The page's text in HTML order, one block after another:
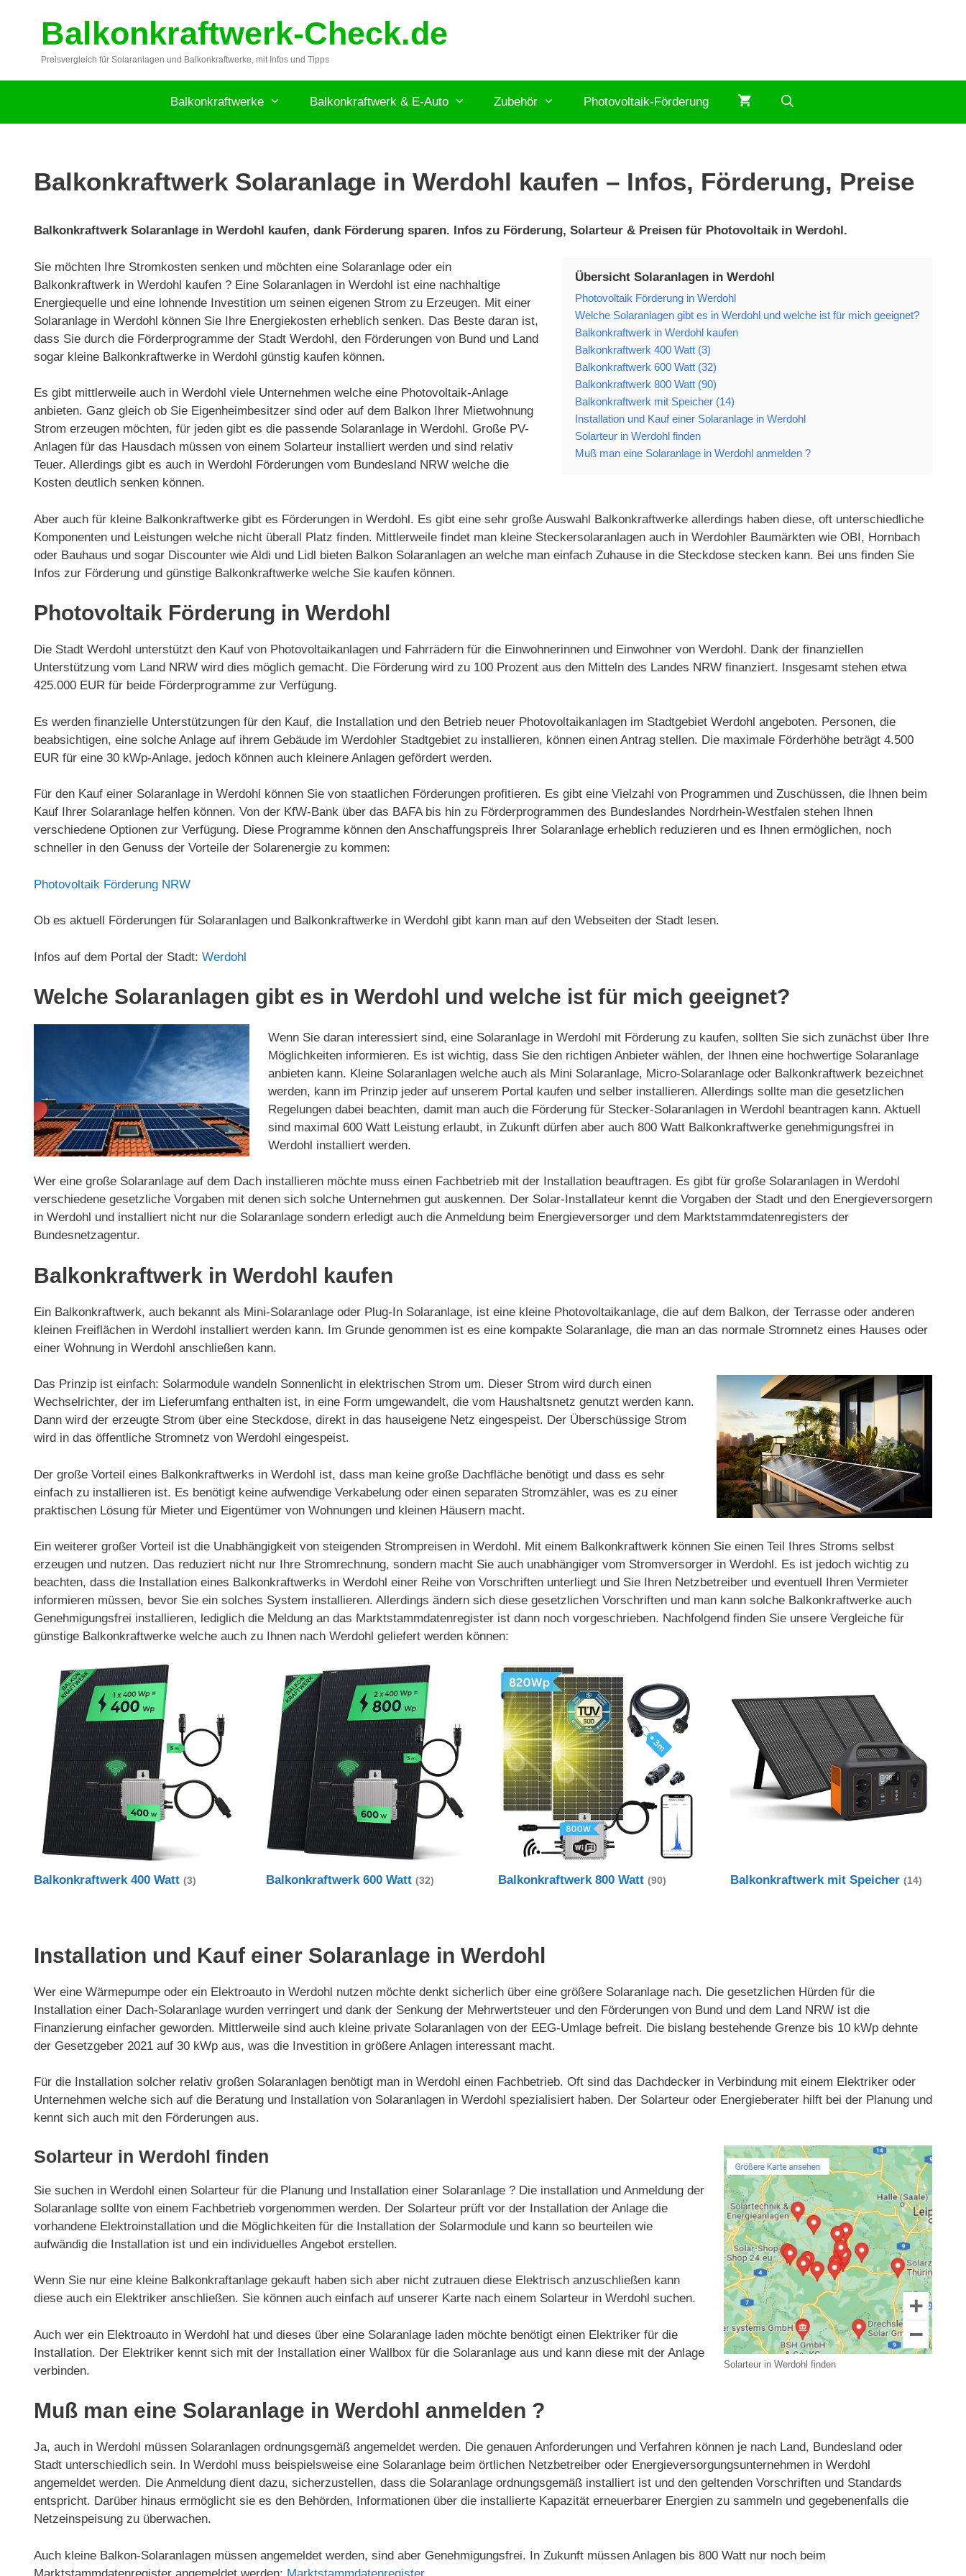
springenBalkonkraftwerk-Check.de
Preisvergleich für Solaranlagen und Balkonkraftwerke, mit Infos und Tipps
Balkonkraftwerke Balkonkraftwerk & E-Auto Zubehör Photovoltaik-Förderung
Balkonkraftwerk Solaranlage in Werdohl kaufen – Infos, Förderung, Preise
Balkonkraftwerk Solaranlage in Werdohl kaufen, dank Förderung sparen. Infos zu Förderung, Solarteur & Preisen für Photovoltaik in Werdohl.
Übersicht Solaranlagen in Werdohl
Photovoltaik Förderung in Werdohl
Welche Solaranlagen gibt es in Werdohl und welche ist für mich geeignet?
Balkonkraftwerk in Werdohl kaufen
Balkonkraftwerk 400 Watt (3)
Balkonkraftwerk 600 Watt (32)
Balkonkraftwerk 800 Watt (90)
Balkonkraftwerk mit Speicher (14)
Installation und Kauf einer Solaranlage in Werdohl
Solarteur in Werdohl finden
Muß man eine Solaranlage in Werdohl anmelden ?
Sie möchten Ihre Stromkosten senken und möchten eine Solaranlage oder ein
Balkonkraftwerk in Werdohl kaufen ? Eine Solaranlagen in Werdohl ist eine nachhaltige
Energiequelle und eine lohnende Investition um seinen eigenen Strom zu Erzeugen. Mit einer
Solaranlage in Werdohl können Sie Ihre Energiekosten erheblich senken. Das Beste daran ist,
dass Sie durch die Förderprogramme der Stadt Werdohl, den Förderungen von Bund und Land
sogar kleine Balkonkraftwerke in Werdohl günstig kaufen können.
Es gibt mittlerweile auch in Werdohl viele Unternehmen welche eine Photovoltaik-Anlage
anbieten. Ganz gleich ob Sie Eigenheimbesitzer sind oder auf dem Balkon Ihrer Mietwohnung
Strom erzeugen möchten, für jeden gibt es die passende Solaranlage in Werdohl. Große PV-
Anlagen für das Hausdach müssen von einem Solarteur installiert werden und sind relativ
Teuer. Allerdings gibt es auch in Werdohl Förderungen vom Bundesland NRW welche die
Kosten deutlich senken können.
Aber auch für kleine Balkonkraftwerke gibt es Förderungen in Werdohl. Es gibt eine sehr große Auswahl Balkonkraftwerke allerdings haben diese, oft unterschiedliche
Komponenten und Leistungen welche nicht überall Platz finden. Mittlerweile findet man kleine Steckersolaranlagen auch in Werdohler Baumärkten wie OBI, Hornbach
oder Bauhaus und sogar Discounter wie Aldi und Lidl bieten Balkon Solaranlagen an welche man einfach Zuhause in die Steckdose stecken kann. Bei uns finden Sie
Infos zur Förderung und günstige Balkonkraftwerke welche Sie kaufen können.
Photovoltaik Förderung in Werdohl
Die Stadt Werdohl unterstützt den Kauf von Photovoltaikanlagen und Fahrrädern für die Einwohnerinnen und Einwohner von Werdohl. Dank der finanziellen
Unterstützung vom Land NRW wird dies möglich gemacht. Die Förderung wird zu 100 Prozent aus den Mitteln des Landes NRW finanziert. Insgesamt stehen etwa
425.000 EUR für beide Förderprogramme zur Verfügung.
Es werden finanzielle Unterstützungen für den Kauf, die Installation und den Betrieb neuer Photovoltaikanlagen im Stadtgebiet Werdohl angeboten. Personen, die
beabsichtigen, eine solche Anlage auf ihrem Gebäude im Werdohler Stadtgebiet zu installieren, können einen Antrag stellen. Die maximale Förderhöhe beträgt 4.500
EUR für eine 30 kWp-Anlage, jedoch können auch kleinere Anlagen gefördert werden.
Für den Kauf einer Solaranlage in Werdohl können Sie von staatlichen Förderungen profitieren. Es gibt eine Vielzahl von Programmen und Zuschüssen, die Ihnen beim
Kauf Ihrer Solaranlage helfen können. Von der KfW-Bank über das BAFA bis hin zu Förderprogrammen des Bundeslandes Nordrhein-Westfalen stehen Ihnen
verschiedene Optionen zur Verfügung. Diese Programme können den Anschaffungspreis Ihrer Solaranlage erheblich reduzieren und es Ihnen ermöglichen, noch
schneller in den Genuss der Vorteile der Solarenergie zu kommen:
Photovoltaik Förderung NRW
Ob es aktuell Förderungen für Solaranlagen und Balkonkraftwerke in Werdohl gibt kann man auf den Webseiten der Stadt lesen.
Infos auf dem Portal der Stadt: Werdohl
Welche Solaranlagen gibt es in Werdohl und welche ist für mich geeignet?
Wenn Sie daran interessiert sind, eine Solaranlage in Werdohl mit Förderung zu kaufen, sollten Sie sich zunächst über Ihre
Möglichkeiten informieren. Es ist wichtig, dass Sie den richtigen Anbieter wählen, der Ihnen eine hochwertige Solaranlage
anbieten kann. Kleine Solaranlagen welche auch als Mini Solaranlage, Micro-Solaranlage oder Balkonkraftwerk bezeichnet
werden, kann im Prinzip jeder auf unserem Portal kaufen und selber installieren. Allerdings sollte man die gesetzlichen
Regelungen dabei beachten, damit man auch die Förderung für Stecker-Solaranlagen in Werdohl beantragen kann. Aktuell
sind maximal 600 Watt Leistung erlaubt, in Zukunft dürfen aber auch 800 Watt Balkonkraftwerke genehmigungsfrei in
Werdohl installiert werden.
Wer eine große Solaranlage auf dem Dach installieren möchte muss einen Fachbetrieb mit der Installation beauftragen. Es gibt für große Solaranlagen in Werdohl
verschiedene gesetzliche Vorgaben mit denen sich solche Unternehmen gut auskennen. Der Solar-Installateur kennt die Vorgaben der Stadt und den Energieversorgern
in Werdohl und installiert nicht nur die Solaranlage sondern erledigt auch die Anmeldung beim Energieversorger und dem Marktstammdatenregisters der
Bundesnetzagentur.
Balkonkraftwerk in Werdohl kaufen
Ein Balkonkraftwerk, auch bekannt als Mini-Solaranlage oder Plug-In Solaranlage, ist eine kleine Photovoltaikanlage, die auf dem Balkon, der Terrasse oder anderen
kleinen Freiflächen in Werdohl installiert werden kann. Im Grunde genommen ist es eine kompakte Solaranlage, die man an das normale Stromnetz eines Hauses oder
einer Wohnung in Werdohl anschließen kann.
Das Prinzip ist einfach: Solarmodule wandeln Sonnenlicht in elektrischen Strom um. Dieser Strom wird durch einen
Wechselrichter, der im Lieferumfang enthalten ist, in eine Form umgewandelt, die vom Haushaltsnetz genutzt werden kann.
Dann wird der erzeugte Strom über eine Steckdose, direkt in das hauseigene Netz eingespeist. Der Überschüssige Strom
wird in das öffentliche Stromnetz von Werdohl eingespeist.
Der große Vorteil eines Balkonkraftwerks in Werdohl ist, dass man keine große Dachfläche benötigt und dass es sehr
einfach zu installieren ist. Es benötigt keine aufwendige Verkabelung oder einen separaten Stromzähler, was es zu einer
praktischen Lösung für Mieter und Eigentümer von Wohnungen und kleinen Häusern macht.
Ein weiterer großer Vorteil ist die Unabhängigkeit von steigenden Strompreisen in Werdohl. Mit einem Balkonkraftwerk können Sie einen Teil Ihres Stroms selbst
erzeugen und nutzen. Das reduziert nicht nur Ihre Stromrechnung, sondern macht Sie auch unabhängiger vom Stromversorger in Werdohl. Es ist jedoch wichtig zu
beachten, dass die Installation eines Balkonkraftwerks in Werdohl einer Reihe von Vorschriften unterliegt und Sie Ihren Netzbetreiber und eventuell Ihren Vermieter
informieren müssen, bevor Sie ein solches System installieren. Allerdings ändern sich diese gesetzlichen Vorschriften und man kann solche Balkonkraftwerke auch
Genehmigungsfrei installieren, lediglich die Meldung an das Marktstammdatenregister ist dann noch vorgeschrieben. Nachfolgend finden Sie unsere Vergleiche für
günstige Balkonkraftwerke welche auch zu Ihnen nach Werdohl geliefert werden können:
Balkonkraftwerk 400 Watt (3) Balkonkraftwerk 600 Watt(32) Balkonkraftwerk 800 Watt(90) Balkonkraftwerk mit Speicher(14)
Installation und Kauf einer Solaranlage in Werdohl
Wer eine Wärmepumpe oder ein Elektroauto in Werdohl nutzen möchte denkt sicherlich über eine größere Solaranlage nach. Die gesetzlichen Hürden für die
Installation einer Dach-Solaranlage wurden verringert und dank der Senkung der Mehrwertsteuer und den Förderungen von Bund und dem Land NRW ist die
Finanzierung einfacher geworden. Mittlerweile sind auch kleine private Solaranlagen von der EEG-Umlage befreit. Die bislang bestehende Grenze bis 10 kWp dehnte
der Gesetzgeber 2021 auf 30 kWp aus, was die Investition in größere Anlagen interessant macht.
Für die Installation solcher relativ großen Solaranlagen benötigt man in Werdohl einen Fachbetrieb. Oft sind das Dachdecker in Verbindung mit einem Elektriker oder
Unternehmen welche sich auf die Beratung und Installation von Solaranlagen in Werdohl spezialisiert haben. Der Solarteur oder Energieberater hilft bei der Planung und
kennt sich auch mit den Förderungen aus.
Solarteur in Werdohl finden
Solarteur in Werdohl finden
Sie suchen in Werdohl einen Solarteur für die Planung und Installation einer Solaranlage ? Die installation und Anmeldung der
Solaranlage sollte von einem Fachbetrieb vorgenommen werden. Der Solarteur prüft vor der Installation der Anlage die
vorhandene Elektroinstallation und die Möglichkeiten für die Installation der Solarmodule und kann so beurteilen wie
aufwändig die Installation ist und ein individuelles Angebot erstellen.
Wenn Sie nur eine kleine Balkonkraftanlage gekauft haben sich aber nicht zutrauen diese Elektrisch anzuschließen kann
diese auch ein Elektriker anschließen. Sie können auch einfach auf unserer Karte nach einem Solarteur in Werdohl suchen.
Auch wer ein Elektroauto in Werdohl hat und dieses über eine Solaranlage laden möchte benötigt einen Elektriker für die
Installation. Der Elektriker kennt sich mit der Installation einer Wallbox für die Solaranlage aus und kann diese mit der Anlage
verbinden.
Muß man eine Solaranlage in Werdohl anmelden ?
Ja, auch in Werdohl müssen Solaranlagen ordnungsgemäß angemeldet werden. Die genauen Anforderungen und Verfahren können je nach Land, Bundesland oder
Stadt unterschiedlich sein. In Werdohl muss beispielsweise eine Solaranlage beim örtlichen Netzbetreiber oder Energieversorgungsunternehmen in Werdohl
angemeldet werden. Die Anmeldung dient dazu, sicherzustellen, dass die Solaranlage ordnungsgemäß installiert ist und den geltenden Vorschriften und Standards
entspricht. Darüber hinaus ermöglicht sie es den Behörden, Informationen über die installierte Kapazität erneuerbarer Energien zu sammeln und gegebenenfalls die
Netzeinspeisung zu überwachen.
Auch kleine Balkon-Solaranlagen müssen angemeldet werden, sind aber Genehmigungsfrei. In Zukunft müssen Anlagen bis 800 Watt nur noch beim